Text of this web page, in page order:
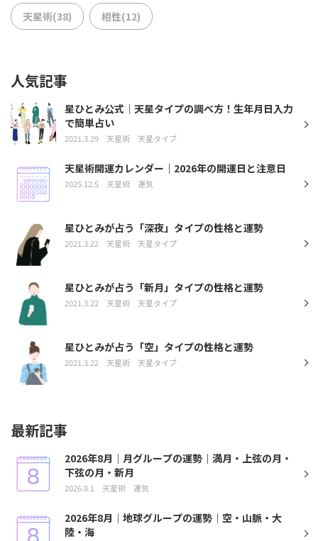
天星術(38) 相性(12)
人気記事
星ひとみ公式｜天星タイプの調べ方！生年月日入力
で簡単占い
2021.3.29 天星術 天星タイプ
天星術開運カレンダー｜2026年の開運日と注意日
2025.12.5 天星術 運気
星ひとみが占う「深夜」タイプの性格と運勢
2021.3.22 天星術 天星タイプ
星ひとみが占う「新月」タイプの性格と運勢
2021.3.22 天星術 天星タイプ
星ひとみが占う「空」タイプの性格と運勢
2021.3.22 天星術 天星タイプ
最新記事
2026年8月｜月グループの運勢｜満月・上弦の月・
下弦の月・新月
2026.8.1 天星術 運気
2026年8月｜地球グループの運勢｜空・山脈・大
陸・海